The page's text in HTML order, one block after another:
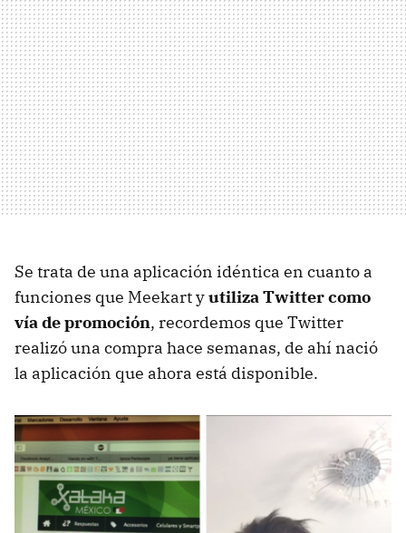
Se trata de una aplicación idéntica en cuanto a
funciones que Meekart yutiliza Twitter como
vía de promoción, recordemos que Twitter
realizó una compra hace semanas, de ahí nació
la aplicación que ahora está disponible.